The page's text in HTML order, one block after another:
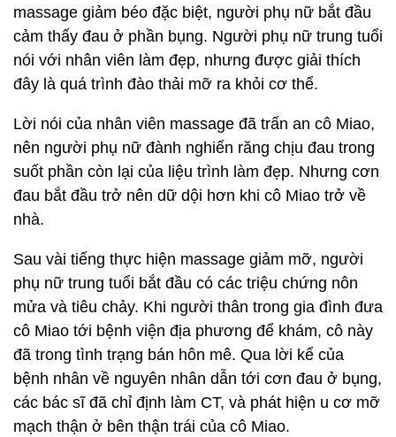
massage giảm béo đặc biệt, người phụ nữ bắt đầu
cảm thấy đau ở phần bụng. Người phụ nữ trung tuổi
nói với nhân viên làm đẹp, nhưng được giải thích
đây là quá trình đào thải mỡ ra khỏi cơ thể.
Lời nói của nhân viên massage đã trấn an cô Miao,
nên người phụ nữ đành nghiến răng chịu đau trong
suốt phần còn lại của liệu trình làm đẹp. Nhưng cơn
đau bắt đầu trở nên dữ dội hơn khi cô Miao trở về
nhà.
Sau vài tiếng thực hiện massage giảm mỡ, người
phụ nữ trung tuổi bắt đầu có các triệu chứng nôn
mửa và tiêu chảy. Khi người thân trong gia đình đưa
cô Miao tới bệnh viện địa phương để khám, cô này
đã trong tình trạng bán hôn mê. Qua lời kể của
bệnh nhân về nguyên nhân dẫn tới cơn đau ở bụng,
các bác sĩ đã chỉ định làm CT, và phát hiện u cơ mỡ
mạch thận ở bên thận trái của cô Miao.